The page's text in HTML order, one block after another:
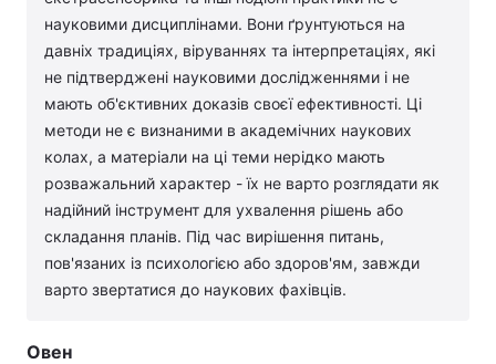
Цікавинки Погода
Екологія Регіони
Лонгріди
Відео з Youtube Статті
Інтерв'ю Думки
Архів Вакансії
науковими дисциплінами. Вони ґрунтуються на
давніх традиціях, віруваннях та інтерпретаціях, які
не підтверджені науковими дослідженнями і не
мають об'єктивних доказів своєї ефективності. Ці
методи не є визнаними в академічних наукових
колах, а матеріали на ці теми нерідко мають
розважальний характер - їх не варто розглядати як
надійний інструмент для ухвалення рішень або
складання планів. Під час вирішення питань,
пов'язаних із психологією або здоров'ям, завжди
варто звертатися до наукових фахівців.
Овен